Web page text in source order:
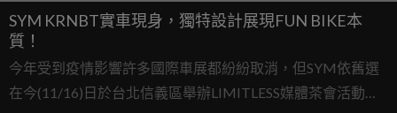
SYM KRNBT實車現身，獨特設計展現FUN BIKE本
質！
今年受到疫情影響許多國際車展都紛紛取消，但SYM依舊選
在今(11/16)日於台北信義區舉辦LIMITLESS媒體茶會活動，